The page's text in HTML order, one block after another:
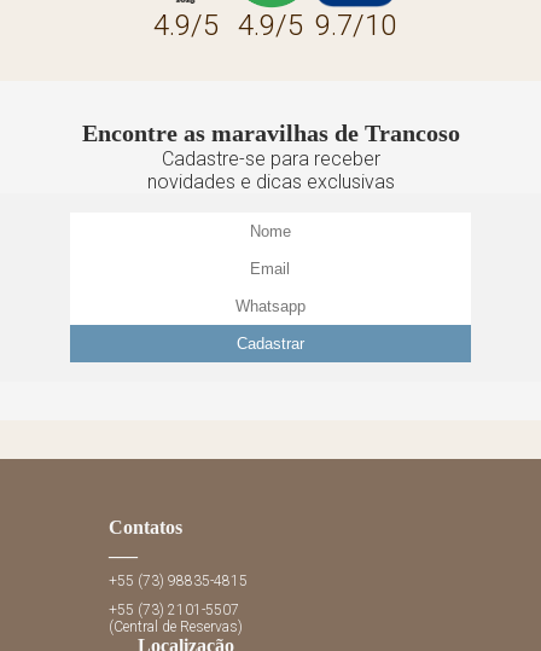
4.9/5 4.9/5 9.7/10
Encontre as maravilhas de Trancoso
Cadastre-se para receber
novidades e dicas exclusivas
Cadastrar
Contatos
+55 (73) 98835-4815
+55 (73) 2101-5507
(Central de Reservas)
Localização